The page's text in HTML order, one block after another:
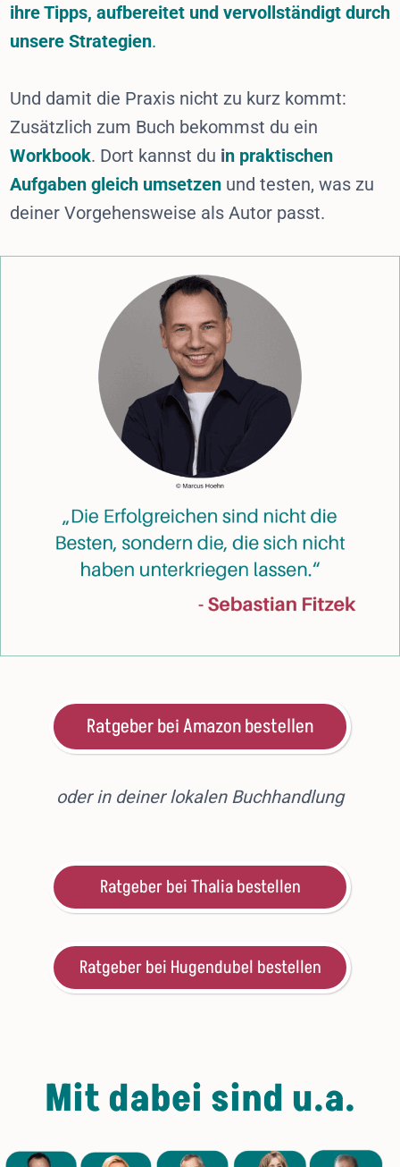
ihre Tipps, aufbereitet und vervollständigt durch
unsere Strategien.
Und damit die Praxis nicht zu kurz kommt:
Zusätzlich zum Buch bekommst du ein
Workbook. Dort kannst du in praktischen
Aufgaben gleich umsetzenund testen, was zu
deiner Vorgehensweise als Autor passt.
Ratgeber bei Amazon bestellen
oder in deiner lokalen Buchhandlung
Ratgeber bei Thalia bestellen
Ratgeber bei Hugendubel bestellen
Mit dabei sind u.a.